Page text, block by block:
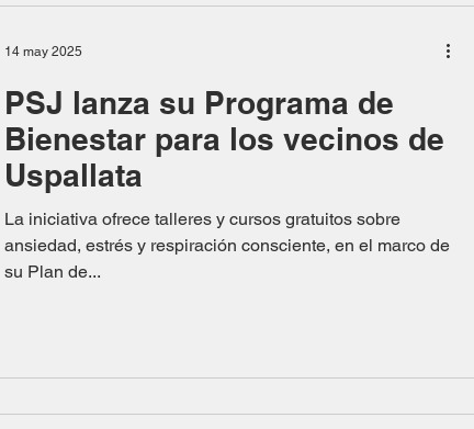
PSJ lanza su Programa de
Bienestar para los vecinos de
Uspallata
La iniciativa ofrece talleres y cursos gratuitos sobre
ansiedad, estrés y respiración consciente, en el marco de
su Plan de...
14 may 2025